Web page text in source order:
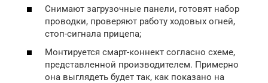
Снимают загрузочные панели, готовят набор
проводки, проверяют работу ходовых огней,
стоп-сигнала прицепа;
Монтируется смарт-коннект согласно схеме,
представленной производителем. Примерно
она выглядеть будет так, как показано на